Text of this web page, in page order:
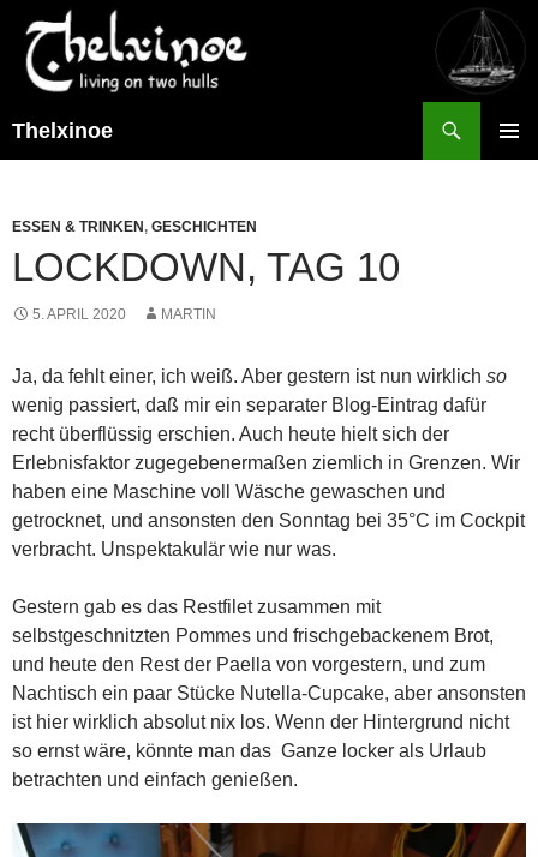
Thelxinoe
ESSEN & TRINKEN , GESCHICHTEN
LOCKDOWN, TAG 10
5. APRIL 2020 MARTIN
Ja, da fehlt einer, ich weiß. Aber gestern ist nun wirklich so
wenig passiert, daß mir ein separater Blog-Eintrag dafür
recht überflüssig erschien. Auch heute hielt sich der
Erlebnisfaktor zugegebenermaßen ziemlich in Grenzen. Wir
haben eine Maschine voll Wäsche gewaschen und
getrocknet, und ansonsten den Sonntag bei 35°C im Cockpit
verbracht. Unspektakulär wie nur was.
Gestern gab es das Restfilet zusammen mit
selbstgeschnitzten Pommes und frischgebackenem Brot,
und heute den Rest der Paella von vorgestern, und zum
Nachtisch ein paar Stücke Nutella-Cupcake, aber ansonsten
ist hier wirklich absolut nix los. Wenn der Hintergrund nicht
so ernst wäre, könnte man das Ganze locker als Urlaub
betrachten und einfach genießen.